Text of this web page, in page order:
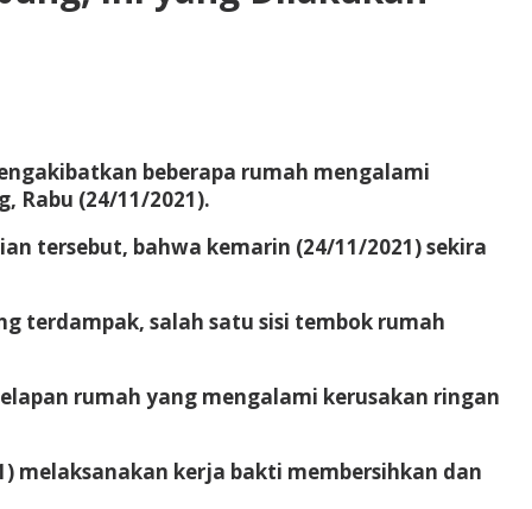
beberapa rumah mengalami
Rabu (24/11/2021).
tersebut, bahwa kemarin (24/11/2021) sekira
terdampak, salah satu sisi tembok rumah
rumah yang mengalami kerusakan ringan
melaksanakan kerja bakti membersihkan dan